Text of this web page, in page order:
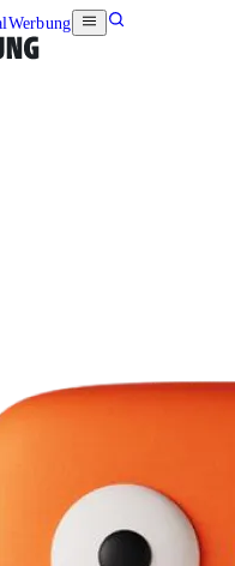
Werbung